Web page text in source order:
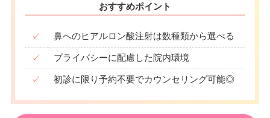
おすすめポイント
✓ 鼻へのヒアルロン酸注射は数種類から選べる
✓ プライバシーに配慮した院内環境
✓ 初診に限り予約不要でカウンセリング可能◎